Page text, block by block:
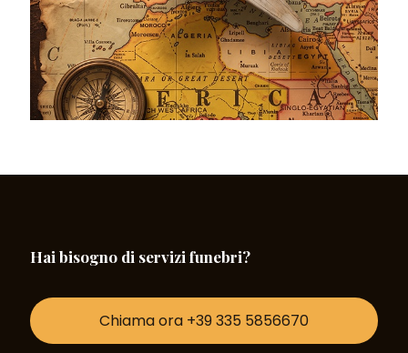
Hai bisogno di servizi funebri?
Chiama ora +39 335 5856670